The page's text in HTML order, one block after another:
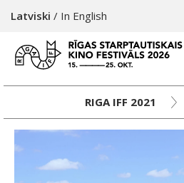
Latviski / In English
RIGA IFF 2021